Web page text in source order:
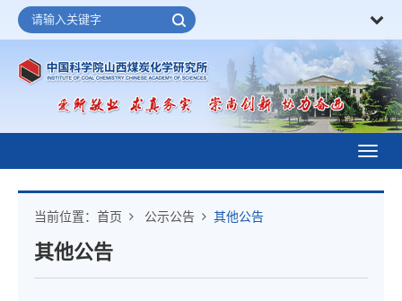
当前位置： 首页 公示公告 其他公告
其他公告